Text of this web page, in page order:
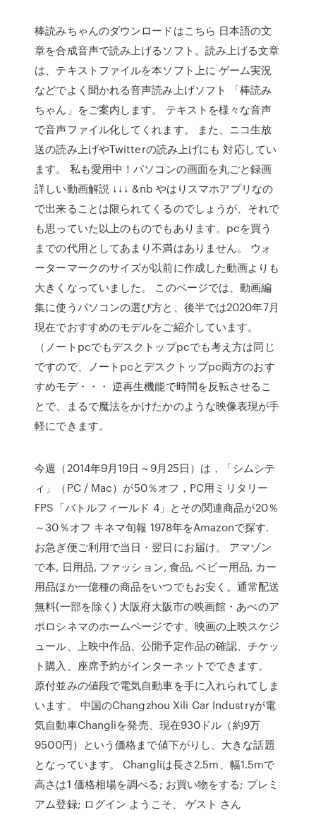
棒読みちゃんのダウンロードはこちら 日本語の文
章を合成音声で読み上げるソフト。読み上げる文章
は、テキストファイルを本ソフト上に ゲーム実況
などでよく聞かれる音声読み上げソフト 「棒読み
ちゃん」をご案内します。 テキストを様々な音声
で音声ファイル化してくれます。 また、ニコ生放
送の読み上げやTwitterの読み上げにも 対応してい
ます。 私も愛用中！パソコンの画面を丸ごと録画
詳しい動画解説 ↓↓↓ &nb やはりスマホアプリなの
で出来ることは限られてくるのでしょうが、それで
も思っていた以上のものでもあります。pcを買う
までの代用としてあまり不満はありません。 ウォ
ーターマークのサイズが以前に作成した動画よりも
大きくなっていました。 このページでは、動画編
集に使うパソコンの選び方と、後半では2020年7月
現在でおすすめのモデルをご紹介しています。
（ノートpcでもデスクトップpcでも考え方は同じ
ですので、ノートpcとデスクトップpc両方のおす
すめモデ・・・ 逆再生機能で時間を反転させるこ
とで、まるで魔法をかけたかのような映像表現が手
軽にできます。
今週（2014年9月19日～9月25日）は，「シムシテ
ィ」（PC / Mac）が50％オフ，PC用ミリタリー
FPS「バトルフィールド 4」とその関連商品が20％
～30％オフ キネマ旬報 1978年をAmazonで探す.
お急ぎ便ご利用で当日・翌日にお届け。 アマゾン
で本, 日用品, ファッション, 食品, ベビー用品, カー
用品ほか一億種の商品をいつでもお安く。通常配送
無料(一部を除く) 大阪府大阪市の映画館・あべのア
ポロシネマのホームページです。映画の上映スケジ
ュール、上映中作品、公開予定作品の確認、チケッ
ト購入、座席予約がインターネットでできます。
原付並みの値段で電気自動車を手に入れられてしま
います。 中国のChangzhou Xili Car Industryが電
気自動車Changliを発売、現在930ドル（約9万
9500円）という価格まで値下がりし、大きな話題
となっています。 Changliは長さ2.5m、幅1.5mで
高さは1 価格相場を調べる; お買い物をする; プレミ
アム登録; ログイン ようこそ、 ゲスト さん